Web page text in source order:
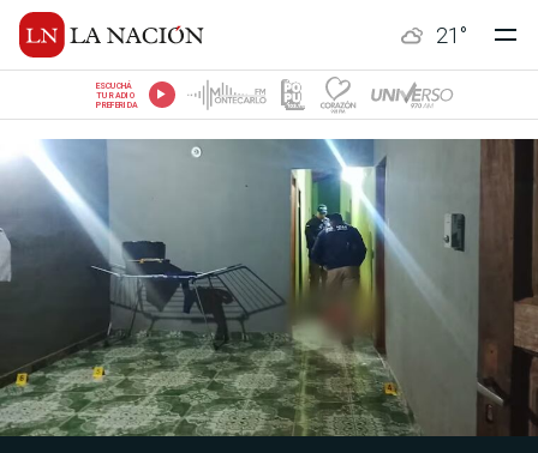
21 °
ESCUCHÁ
TU RADIO
PREFERIDA